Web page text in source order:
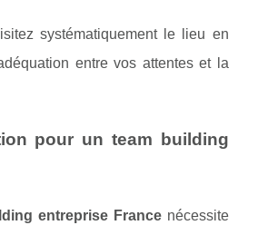
systématiquement le lieu en
entre vos attentes et la
pour un team building
entreprise Francenécessite